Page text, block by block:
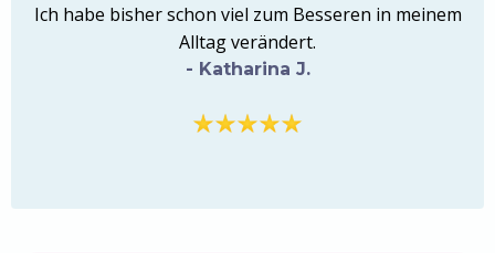
Ich habe bisher schon viel zum Besseren in meinem
Alltag verändert.
- Katharina J.